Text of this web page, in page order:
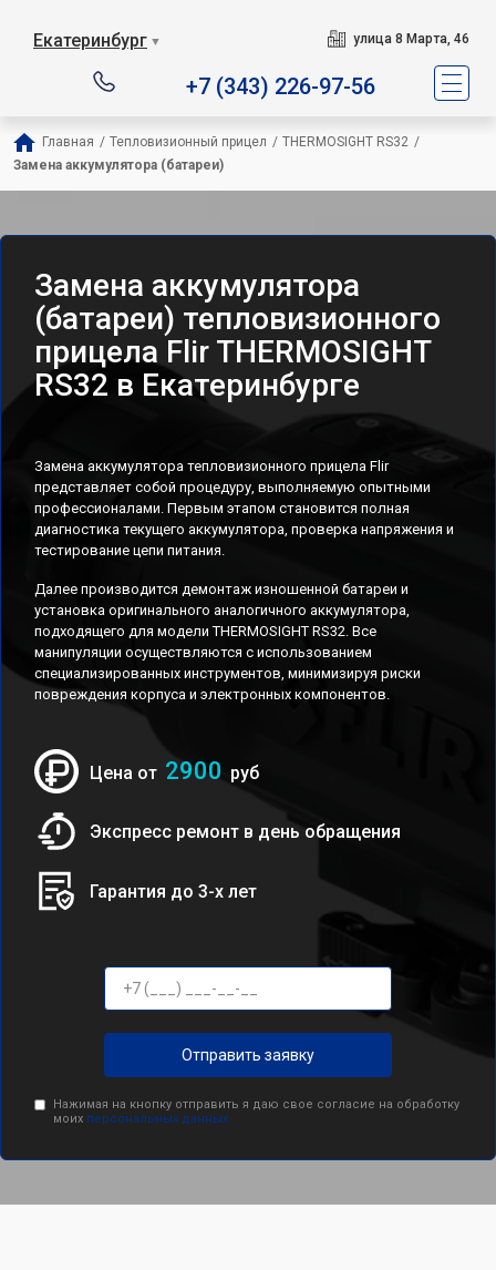
Екатеринбург ▼ улица 8 Марта, 46
+7 (343) 226-97-56
Главная / Тепловизионный прицел / THERMOSIGHT RS32 /
Замена аккумулятора (батареи)
Замена аккумулятора
(батареи) тепловизионного
прицела Flir THERMOSIGHT
RS32 в Екатеринбурге
Замена аккумулятора тепловизионного прицела Flir
представляет собой процедуру, выполняемую опытными
профессионалами. Первым этапом становится полная
диагностика текущего аккумулятора, проверка напряжения и
тестирование цепи питания.
Далее производится демонтаж изношенной батареи и
установка оригинального аналогичного аккумулятора,
подходящего для модели THERMOSIGHT RS32. Все
манипуляции осуществляются с использованием
специализированных инструментов, минимизируя риски
повреждения корпуса и электронных компонентов.
Цена от 2900 руб
Экспресс ремонт в день обращения
Гарантия до 3-х лет
Отправить заявку
Нажимая на кнопку отправить я даю свое согласие на обработку
моих персональных данных.